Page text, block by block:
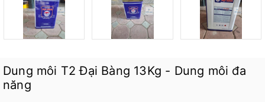
Dung môi T2 Đại Bàng 13Kg - Dung môi đa
năng